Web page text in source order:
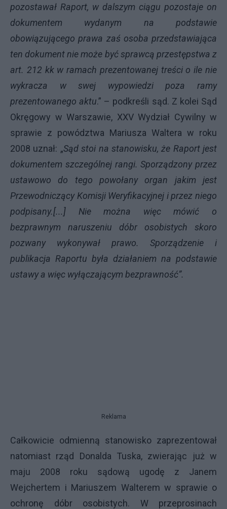
pozostawał Raport, w dalszym ciągu pozostaje on
dokumentem wydanym na podstawie
obowiązującego prawa zaś osoba przedstawiająca
ten dokument nie może być sprawcą przestępstwa z
art. 212 kk w ramach prezentowanej treści o ile nie
wykracza w swej wypowiedzi poza ramy
prezentowanego aktu.” – podkreśli sąd. Z kolei Sąd
Okręgowy w Warszawie, XXV Wydział Cywilny w
sprawie z powództwa Mariusza Waltera w roku
2008 uznał: „Sąd stoi na stanowisku, że Raport jest
dokumentem szczególnej rangi. Sporządzony przez
ustawowo do tego powołany organ jakim jest
Przewodniczący Komisji Weryfikacyjnej i przez niego
podpisany.[...] Nie można więc mówić o
bezprawnym naruszeniu dóbr osobistych skoro
pozwany wykonywał prawo. Sporządzenie i
publikacja Raportu była działaniem na podstawie
ustawy a więc wyłączającym bezprawność”.
Reklama
Całkowicie odmienną stanowisko zaprezentował
natomiast rząd Donalda Tuska, zwierając już w
maju 2008 roku sądową ugodę z Janem
Wejchertem i Mariuszem Walterem w sprawie o
ochronę dóbr osobistych. W przeprosinach